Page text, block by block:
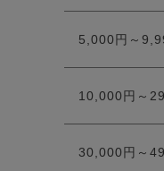
5,000円～
10,000円～
30,000円～